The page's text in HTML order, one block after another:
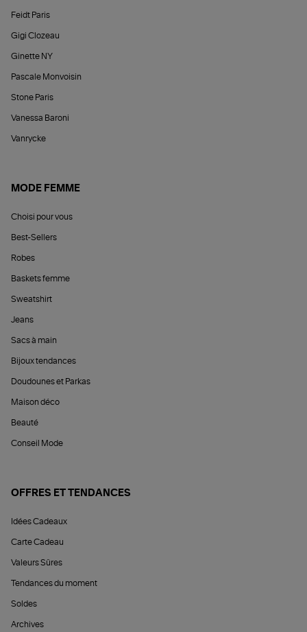
Feidt Paris
Gigi Clozeau
Ginette NY
Pascale Monvoisin
Stone Paris
Vanessa Baroni
Vanrycke
MODE FEMME
Choisi pour vous
Best-Sellers
Robes
Baskets femme
Sweatshirt
Jeans
Sacs à main
Bijoux tendances
Doudounes et Parkas
Maison déco
Beauté
Conseil Mode
OFFRES ET TENDANCES
Idées Cadeaux
Carte Cadeau
Valeurs Sûres
Tendances du moment
Soldes
Archives